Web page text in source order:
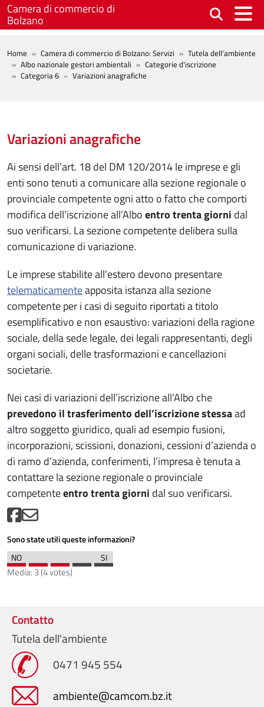
Salta al contenuto principale
Camera di commercio di
Bolzano
BREADCRUMB
Home Camera di commercio di Bolzano: Servizi
Tutela dell'ambiente
Albo nazionale gestori ambientali
Categorie d'iscrizione
Categoria 6
Variazioni anagrafiche
Variazioni anagrafiche
Ai sensi dell’art. 18 del DM 120/2014 le imprese e gli
enti sono tenuti a comunicare alla sezione regionale o
provinciale competente ogni atto o fatto che comporti
modifica dell’iscrizione all’Alboentro trenta giorni dal
suo verificarsi. La sezione competente delibera sulla
comunicazione di variazione.
Le imprese stabilite all’estero devono presentare
telematicamenteapposita istanza alla sezione
competente per i casi di seguito riportati a titolo
esemplificativo e non esaustivo: variazioni della ragione
sociale, della sede legale, dei legali rappresentanti, degli
organi sociali, delle trasformazioni e cancellazioni
societarie.
Nei casi di variazioni dell’iscrizione all’Albo che
prevedono il trasferimento dell’iscrizione stessaad
altro soggetto giuridico, quali ad esempio fusioni,
incorporazioni, scissioni, donazioni, cessioni d’azienda o
di ramo d’azienda, conferimenti, l’impresa è tenuta a
contattare la sezione regionale o provinciale
competenteentro trenta giorni dal suo verificarsi.
Sono state utili queste informazioni?
Media:3(4votes)
Contatto
Tutela dell'ambiente
0471 945 554
ambiente@camcom.bz.it